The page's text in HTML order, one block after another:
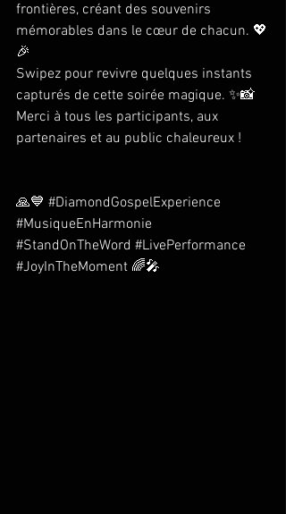
frontières, créant des souvenirs
mémorables dans le cœur de chacun. 💖
🎉
Swipez pour revivre quelques instants
capturés de cette soirée magique. ✨📸
Merci à tous les participants, aux
partenaires et au public chaleureux !
🙏💙 #DiamondGospelExperience
#MusiqueEnHarmonie
#StandOnTheWord #LivePerformance
#JoyInTheMoment 🌈🎤